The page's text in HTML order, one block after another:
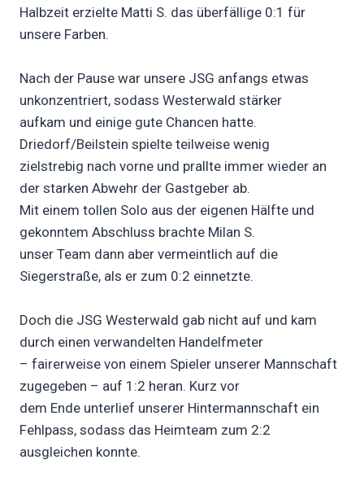
Halbzeit erzielte Matti S. das überfällige 0:1 für
unsere Farben.
Nach der Pause war unsere JSG anfangs etwas
unkonzentriert, sodass Westerwald stärker
aufkam und einige gute Chancen hatte.
Driedorf/Beilstein spielte teilweise wenig
zielstrebig nach vorne und prallte immer wieder an
der starken Abwehr der Gastgeber ab.
Mit einem tollen Solo aus der eigenen Hälfte und
gekonntem Abschluss brachte Milan S.
unser Team dann aber vermeintlich auf die
Siegerstraße, als er zum 0:2 einnetzte.
Doch die JSG Westerwald gab nicht auf und kam
durch einen verwandelten Handelfmeter
– fairerweise von einem Spieler unserer Mannschaft
zugegeben – auf 1:2 heran. Kurz vor
dem Ende unterlief unserer Hintermannschaft ein
Fehlpass, sodass das Heimteam zum 2:2
ausgleichen konnte.